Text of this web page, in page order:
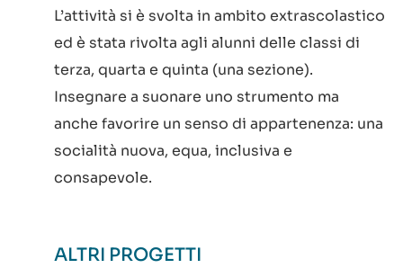
L’attività si è svolta in ambito extrascolastico
ed è stata rivolta agli alunni delle classi di
terza, quarta e quinta (una sezione).
Insegnare a suonare uno strumento ma
anche favorire un senso di appartenenza: una
socialità nuova, equa, inclusiva e
consapevole.
ALTRI PROGETTI